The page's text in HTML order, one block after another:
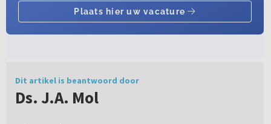
Dit artikel is beantwoord door
Ds. J.A. Mol